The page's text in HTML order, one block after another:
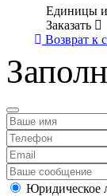
Единицы
Заказать
Возврат к
Юридическое